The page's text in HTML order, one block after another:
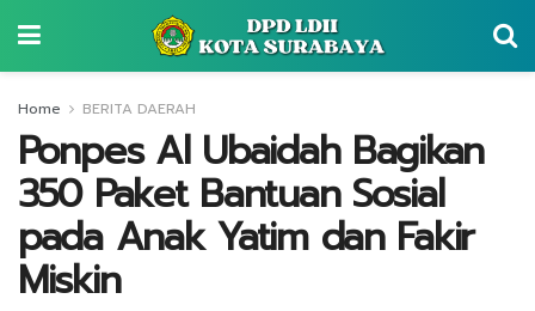
Home BERITA DAERAH
Ponpes Al Ubaidah Bagikan
350 Paket Bantuan Sosial
pada Anak Yatim dan Fakir
Miskin